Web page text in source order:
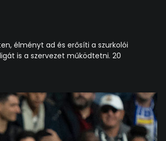
élményt ad és erősíti a szurkolói
is a szervezet működtetni. 20